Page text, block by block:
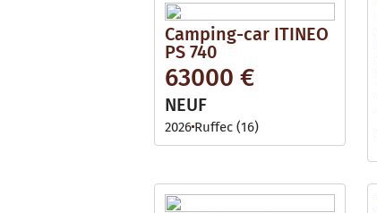
Camping-car ITINEO
PS 740
63000 €
NEUF
2026 Ruffec (16)